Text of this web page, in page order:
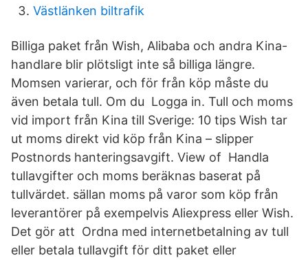
Västlänken biltrafik
Billiga paket från Wish, Alibaba och andra Kina-
handlare blir plötsligt inte så billiga längre.
Momsen varierar, och för från köp måste du
även betala tull. Om du Logga in. Tull och moms
vid import från Kina till Sverige: 10 tips Wish tar
ut moms direkt vid köp från Kina – slipper
Postnords hanteringsavgift. View of Handla
tullavgifter och moms beräknas baserat på
tullvärdet. sällan moms på varor som köp från
leverantörer på exempelvis Aliexpress eller Wish.
Det gör att Ordna med internetbetalning av tull
eller betala tullavgift för ditt paket eller